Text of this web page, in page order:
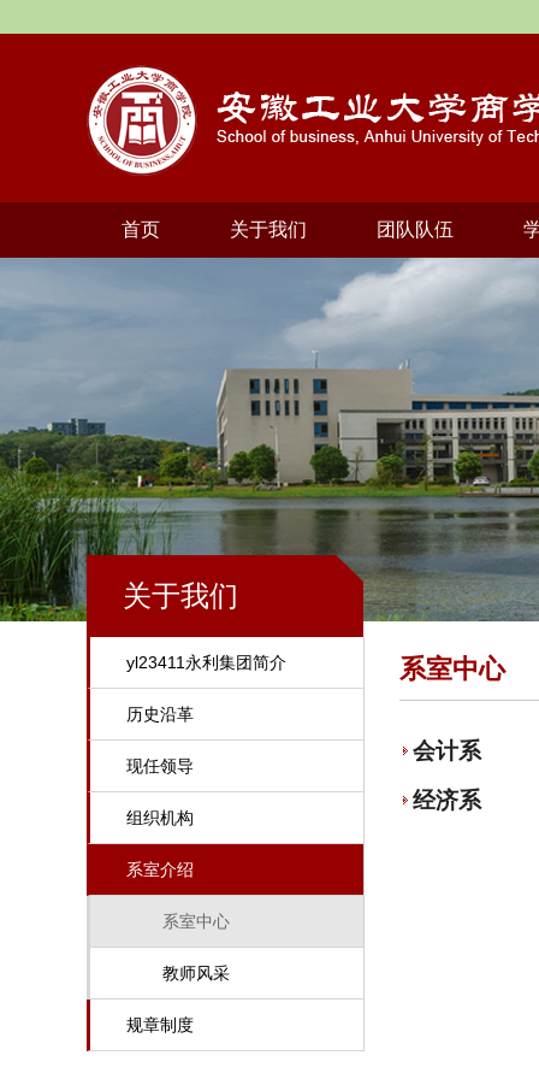
首页 关于我们 团队队伍
关于我们
yl23411永利集团简介
历史沿革
现任领导
组织机构
系室介绍
系室中心
教师风采
规章制度
系室中心
会计系
经济系